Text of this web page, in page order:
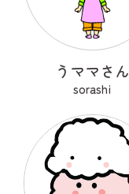
うママさん
sorashi